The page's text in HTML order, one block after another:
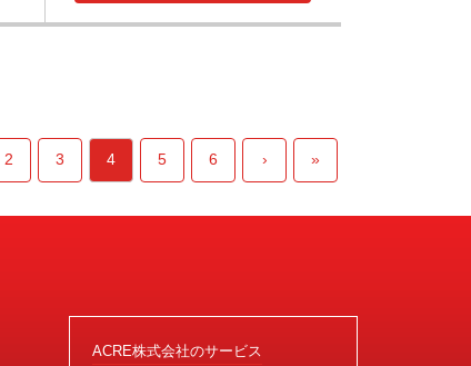
2 3 4 5 6 › »
ACRE株式会社のサービス